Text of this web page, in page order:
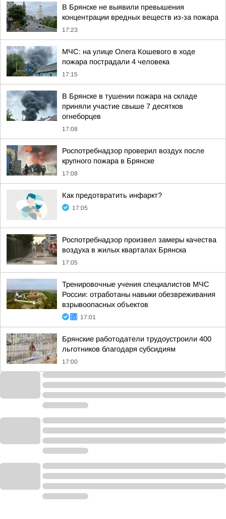
В Брянске не выявили превышения
концентрации вредных веществ из-за пожара
17:23
МЧС: на улице Олега Кошевого в ходе
пожара пострадали 4 человека
17:15
В Брянске в тушении пожара на складе
приняли участие свыше 7 десятков
огнеборцев
17:08
Роспотребнадзор проверил воздух после
крупного пожара в Брянске
17:08
Как предотвратить инфаркт?
17:05
Роспотребнадзор произвел замеры качества
воздуха в жилых кварталах Брянска
17:05
Тренировочные учения специалистов МЧС
России: отработаны навыки обезвреживания
взрывоопасных объектов
17:01
Брянские работодатели трудоустроили 400
льготников благодаря субсидиям
17:00